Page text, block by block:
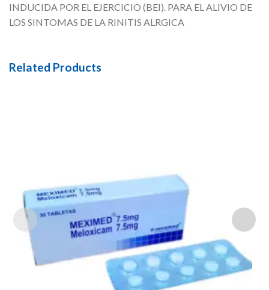
INDUCIDA POR EL EJERCICIO (BEI). PARA EL ALIVIO DE
LOS SINTOMAS DE LA RINITIS ALRGICA
Related Products